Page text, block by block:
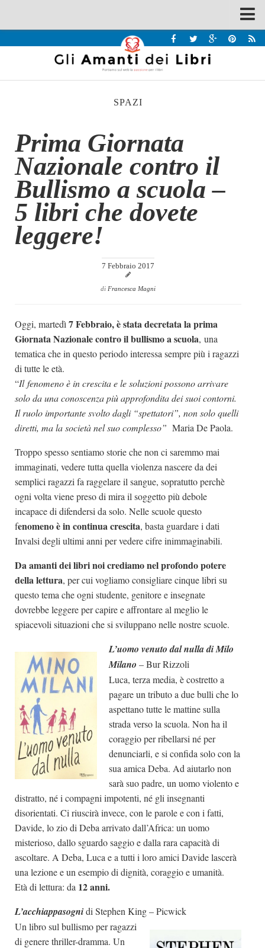
Recensioni
Interviste & Incontri
Chi siamo
Contatti
Eventi
Home
Contatti
Archivio
Autori
Case editrici
Partnership
Giallo Stresa
Tabù Festival 2014
A Tutto Volume
Salone di Torino
Marketing
SPAZI
Prima Giornata
Nazionale contro il
Bullismo a scuola –
5 libri che dovete
leggere!
7 Febbraio 2017
di Francesca Magni
Oggi, martedì 7 Febbraio, è stata decretata la prima
Giornata Nazionale contro il bullismo a scuola, una
tematica che in questo periodo interessa sempre più i ragazzi
di tutte le età.
“Il fenomeno è in crescita e le soluzioni possono arrivare
solo da una conoscenza più approfondita dei suoi contorni.
Il ruolo importante svolto dagli “spettatori”, non solo quelli
diretti, ma la società nel suo complesso” Maria De Paola.
Troppo spesso sentiamo storie che non ci saremmo mai
immaginati, vedere tutta quella violenza nascere da dei
semplici ragazzi fa raggelare il sangue, sopratutto perchè
ogni volta viene preso di mira il soggetto più debole
incapace di difendersi da solo. Nelle scuole questo
fenomeno è in continua crescita, basta guardare i dati
Invalsi degli ultimi anni per vedere cifre inimmaginabili.
Da amanti dei libri noi crediamo nel profondo potere
della lettura, per cui vogliamo consigliare cinque libri su
questo tema che ogni studente, genitore e insegnate
dovrebbe leggere per capire e affrontare al meglio le
spiacevoli situazioni che si sviluppano nelle nostre scuole.
L’uomo venuto dal nulla di Milo
Milano – Bur Rizzoli
Luca, terza media, è costretto a
pagare un tributo a due bulli che lo
aspettano tutte le mattine sulla
strada verso la scuola. Non ha il
coraggio per ribellarsi né per
denunciarli, e si confida solo con la
sua amica Deba. Ad aiutarlo non
sarà suo padre, un uomo violento e
distratto, né i compagni impotenti, né gli insegnanti
disorientati. Ci riuscirà invece, con le parole e con i fatti,
Davide, lo zio di Deba arrivato dall’Africa: un uomo
misterioso, dallo sguardo saggio e dalla rara capacità di
ascoltare. A Deba, Luca e a tutti i loro amici Davide lascerà
una lezione e un esempio di dignità, coraggio e umanità.
Età di lettura: da 12 anni.
L’acchiappasognidi Stephen King – Picwick
Un libro sul bullismo per ragazzi
di genere thriller-dramma. Un